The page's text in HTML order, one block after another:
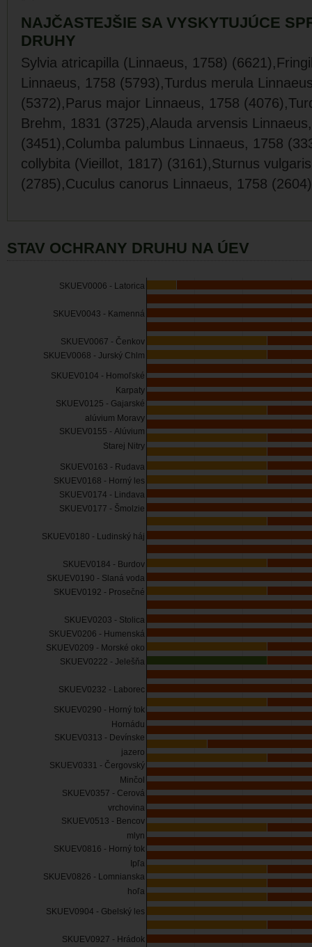
NAJČASTEJŠIE SA VYSKYTUJÚCE
DRUHY
Sylvia atricapilla (Linnaeus, 1758)
Linnaeus, 1758 (5793),Turdus merula
(5372),Parus major Linnaeus, 1758
Brehm, 1831 (3725),Alauda arvensis
(3451),Columba palumbus Linnaeus, 1758
collybita (Vieillot, 1817) (3161),Sturnus
(2785),Cuculus canorus Linnaeus, 1758 (2604)
STAV OCHRANY DRUHU NA ÚEV
SKUEV0006 - Latorica
SKUEV0043 - Kamenná
SKUEV0067 - Čenkov
SKUEV0068 - Jurský Chlm
SKUEV0104 - Homoľské
Karpaty
SKUEV0125 - Gajarské
alúvium Moravy
SKUEV0155 - Alúvium
Starej Nitry
SKUEV0163 - Rudava
SKUEV0168 - Horný les
SKUEV0174 - Lindava
SKUEV0177 - Šmolzie
SKUEV0180 - Ludinský háj
SKUEV0184 - Burdov
SKUEV0190 - Slaná voda
SKUEV0192 - Prosečné
SKUEV0203 - Stolica
SKUEV0206 - Humenská
SKUEV0209 - Morské oko
SKUEV0222 - Jelešňa
SKUEV0232 - Laborec
SKUEV0290 - Horný tok
Hornádu
SKUEV0313 - Devínske
jazero
SKUEV0331 - Čergovský
Minčol
SKUEV0357 - Cerová
vrchovina
SKUEV0513 - Bencov
mlyn
SKUEV0816 - Horný tok
Ipľa
SKUEV0826 - Lomnianska
hoľa
SKUEV0904 - Gbelský les
SKUEV0927 - Hrádok